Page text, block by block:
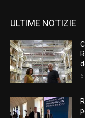
ULTIME NOTIZIE